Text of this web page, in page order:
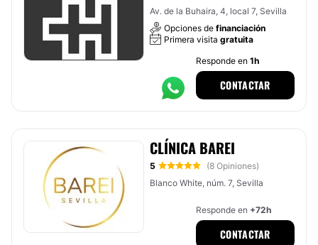
Av. de la Buhaira, 4, local 7, Sevilla
Opciones de financiación
Primera visita gratuita
Responde en 1h
CONTACTAR
CLÍNICA BAREI
5
(8 Opiniones)
Blanco White, núm. 7, Sevilla
Responde en +72h
CONTACTAR